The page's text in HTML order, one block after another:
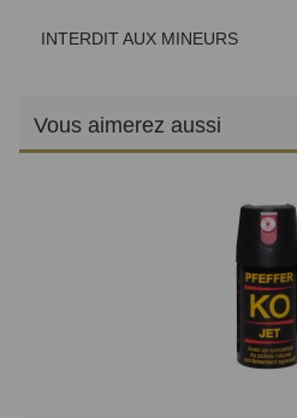
INTERDIT AUX MINEURS
Vous aimerez aussi